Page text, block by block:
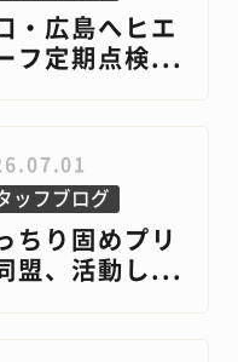
・広島へヒエ
フ定期点検...
ッフブログ
ちり固めプリ
盟、活動し...